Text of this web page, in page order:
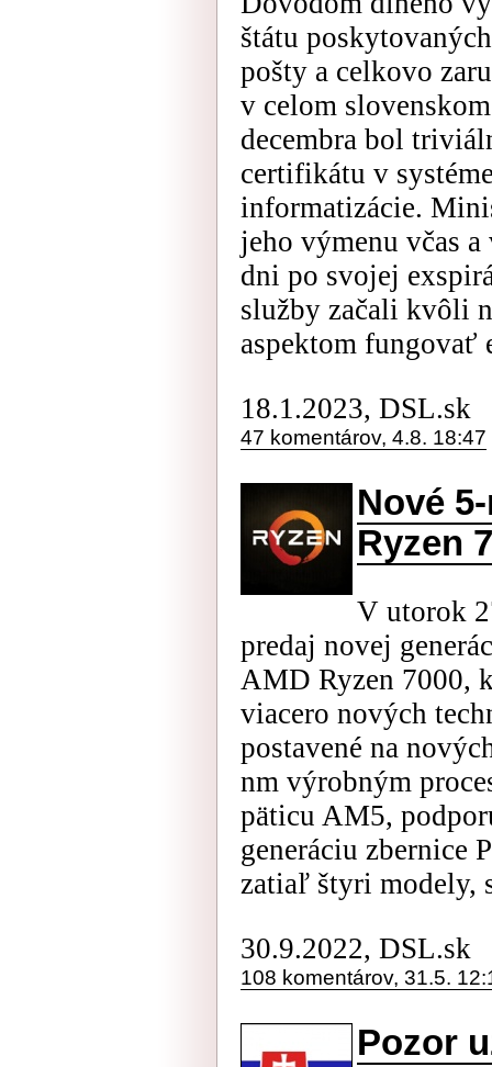
štátu
pošty a celkovo
v celom
decembra bol
certifikátu v
informatizácie.
jeho výmenu včas
dni po svojej
služby začali kvôli
aspektom fungovať
18.1.2023, DSL.sk
47 komentárov, 4.8. 18:47
Nové
Ryzen
V utorok
predaj novej
AMD Ryzen 7000,
viacero nových
postavené na
nm výrobným
päticu AM5,
generáciu zbernice
zatiaľ štyri modely,
30.9.2022, DSL.sk
108 komentárov, 31.5.
Pozor